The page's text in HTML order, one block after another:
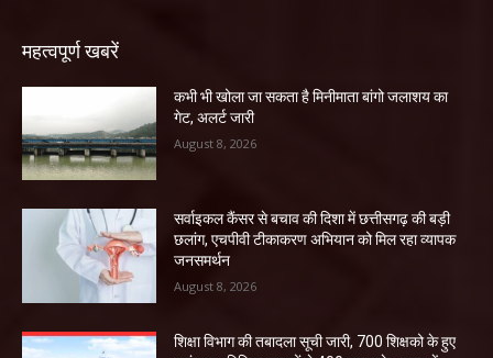
महत्वपूर्ण खबरें
कभी भी खोला जा सकता है मिनीमाता बांगो जलाशय का
गेट, अलर्ट जारी
August 8, 2026
सर्वाइकल कैंसर से बचाव की दिशा में छत्तीसगढ़ की बड़ी
छलांग, एचपीवी टीकाकरण अभियान को मिल रहा व्यापक
जनसमर्थन
August 8, 2026
शिक्षा विभाग की तबादला सूची जारी, 700 शिक्षको के हुए